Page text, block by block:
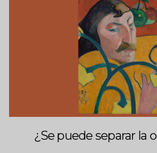
¿Se puede separar la